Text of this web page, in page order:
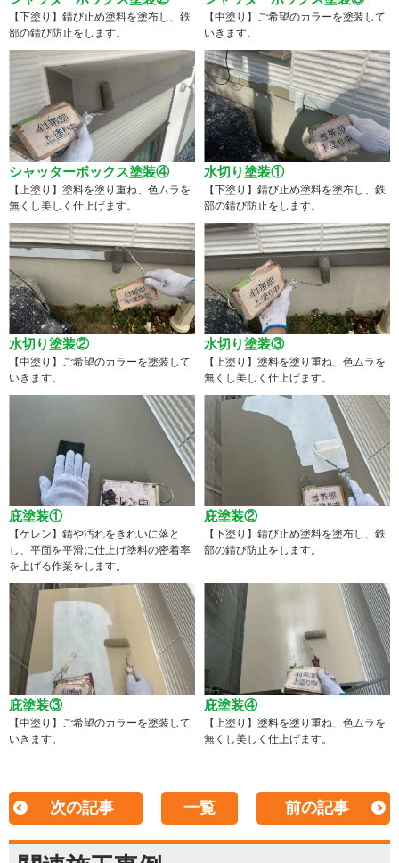
【下塗り】錆び止め塗料を塗布し、鉄
部の錆び防止をします。
【中塗り】ご希望のカラーを塗装して
いきます。
シャッターボックス塗装④
【上塗り】塗料を塗り重ね、色ムラを
無くし美しく仕上げます。
水切り塗装①
【下塗り】錆び止め塗料を塗布し、鉄
部の錆び防止をします。
水切り塗装②
【中塗り】ご希望のカラーを塗装して
いきます。
水切り塗装③
【上塗り】塗料を塗り重ね、色ムラを
無くし美しく仕上げます。
庇塗装①
【ケレン】錆や汚れをきれいに落と
し、平面を平滑に仕上げ塗料の密着率
を上げる作業をします。
庇塗装②
【下塗り】錆び止め塗料を塗布し、鉄
部の錆び防止をします。
庇塗装③
【中塗り】ご希望のカラーを塗装して
いきます。
庇塗装④
【上塗り】塗料を塗り重ね、色ムラを
無くし美しく仕上げます。
次の記事 一覧 前の記事